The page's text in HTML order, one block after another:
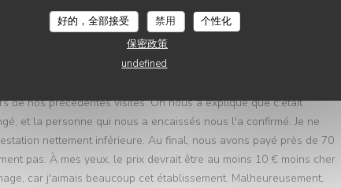
好的，全部接受 禁用
个性化
保密政策
undefined
des gaufres manifestement industrielles, simplement
plus à la hauteur du prix demandé. Le service a également été
débarrasser nous-mêmes. Lorsque nous avons demandé une
comprendre un fonctionnement en libre-service, mais le
à comprendre. Au moment du paiement, nous avons fait
de nos précédentes visites. On nous a expliqué que c'était
et la personne qui nous a encaissés nous l'a confirmé. Je ne
nettement inférieure. Au final, nous avons payé près de 70
pas. À mes yeux, le prix devrait être au moins 10 € moins cher
car j'aimais beaucoup cet établissement. Malheureusement,